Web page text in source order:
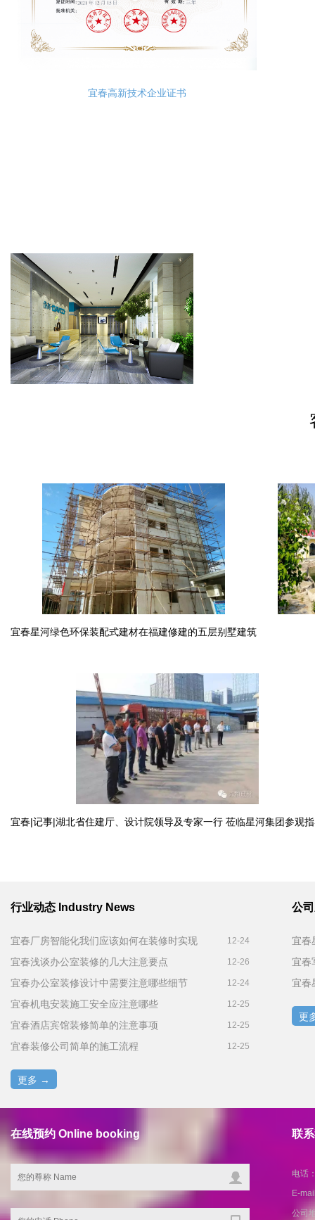
宜春高新技术企业证书
宜春星河绿色环保装配式建材在福建修建的五层别墅建筑
宜春|记事|湖北省住建厅、设计院领导及专家一行 莅临星河集团参观
行业动态 Industry News
宜春厂房智能化我们应该如何在装修时实现 12-24
宜春浅谈办公室装修的几大注意要点 12-26
宜春办公室装修设计中需要注意哪些细节 12-24
宜春机电安装施工安全应注意哪些 12-25
宜春酒店宾馆装修简单的注意事项 12-25
宜春装修公司简单的施工流程 12-25
更多 →
公
宜春
更
在线预约 Online booking 联
电话
E-
公司